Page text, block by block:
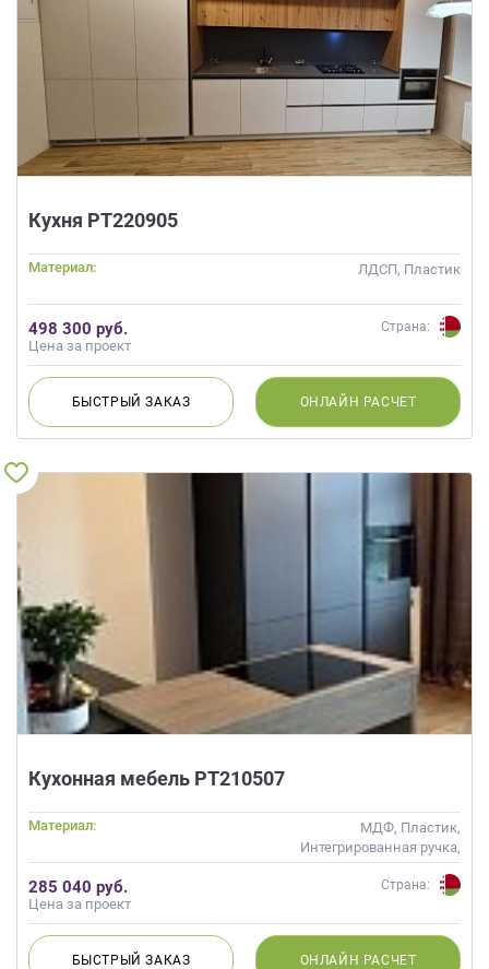
Кухня РТ220905
Материал: ЛДСП, Пластик
498 300 руб.
Цена за проект
Страна:
БЫСТРЫЙЗАКАЗ ОНЛАЙН РАСЧЕТ
Кухонная мебель РТ210507
Материал:
МДФ, Пластик,
Интегрированная ручка,
Матовые
285 040 руб.
Цена за проект
Страна:
БЫСТРЫЙЗАКАЗ ОНЛАЙН РАСЧЕТ